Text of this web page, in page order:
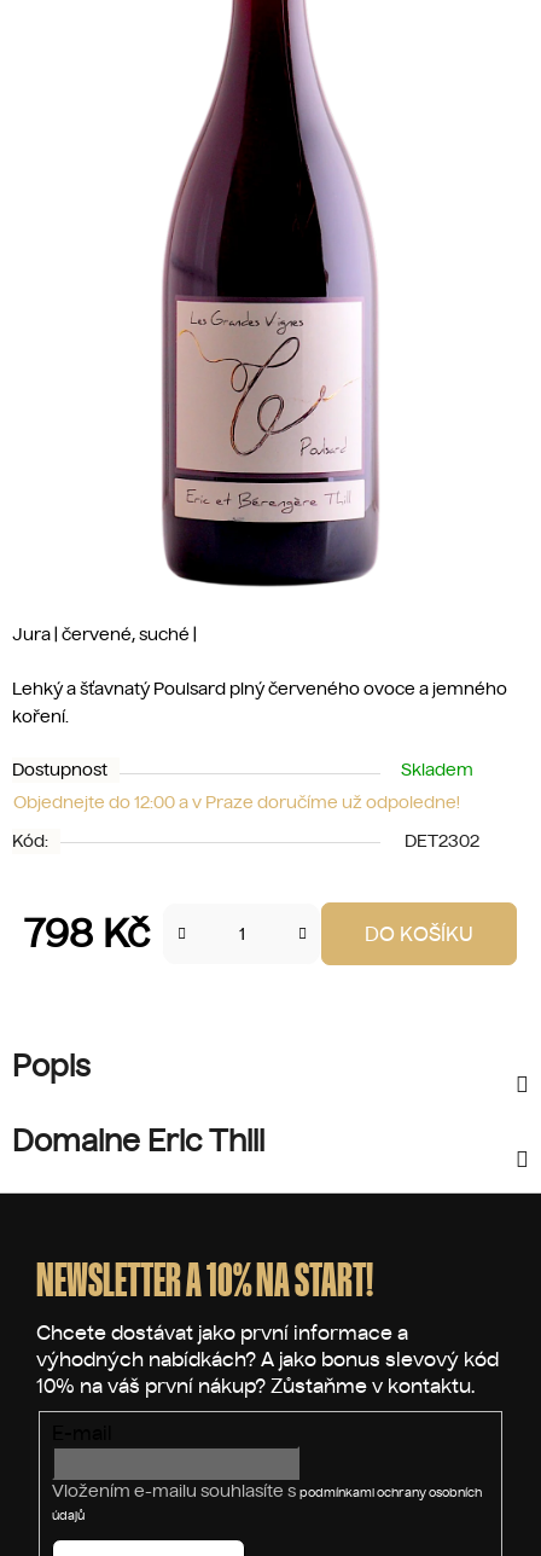
Jura | červené, suché |
Lehký a šťavnatý Poulsard plný červeného ovoce a jemného
koření.
Dostupnost
Skladem
Objednejte do 12:00 a v Praze doručíme už odpoledne!
Kód:
DET2302
798 Kč DO KOŠÍKU
Popis
Domaine Eric Thill
NEWSLETTER A 10% NA START!
Vložením e-mailu souhlasíte s podmínkami ochrany osobních
údajů